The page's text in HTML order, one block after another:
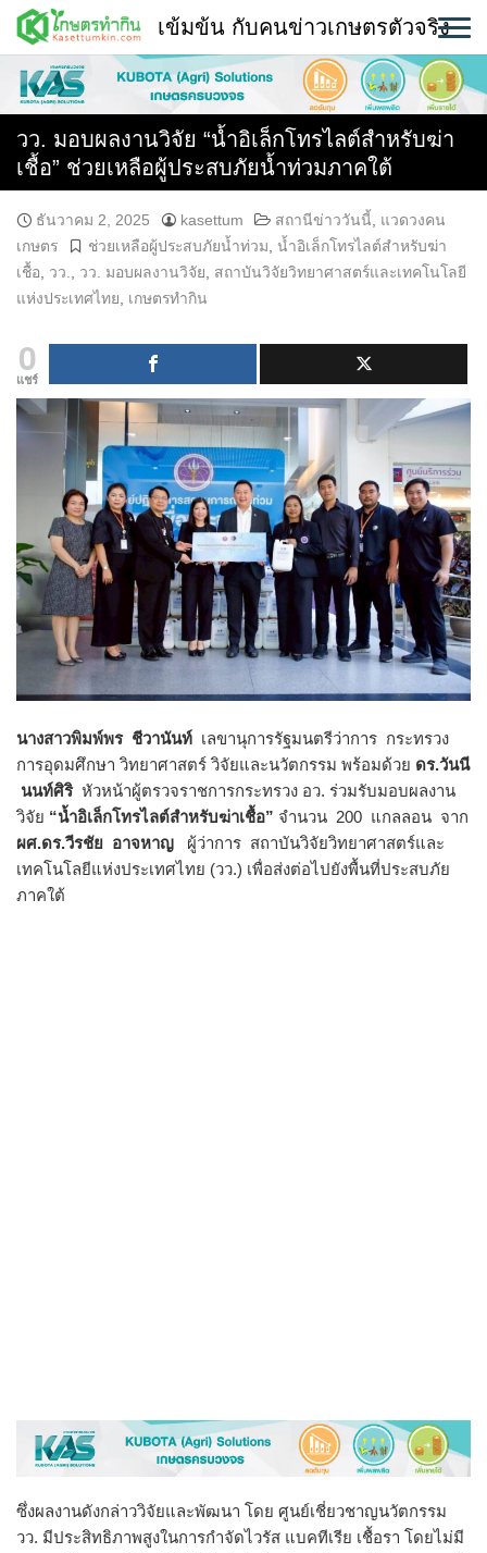
Skip
content
พืช
หน้าแรก
แวดวงเกษตร
ใคร ทำอะไร ที่ไหน
สถานีข่าววันนี้
เข้มข้น กับคนข่าวเกษตรตัวจริง
วว. มอบผลงานวิจัย “น้ำอิเล็กโทรไลต์สำหรับฆ่า
เชื้อ” ช่วยเหลือผู้ประสบภัยน้ำท่วมภาคใต้
ธันวาคม 2, 2025 kasettum สถานีข่าววันนี้, แวดวงคน
เกษตร
ช่วยเหลือผู้ประสบภัยน้ำท่วม, น้ำอิเล็กโทรไลต์สำหรับฆ่า
เชื้อ, วว., วว. มอบผลงานวิจัย, สถาบันวิจัยวิทยาศาสตร์และเทคโนโลยี
แห่งประเทศไทย, เกษตรทำกิน
0
แชร์
นางสาวพิมพ์พร ชีวานันท์ เลขานุการรัฐมนตรีว่าการ กระทรวง
การอุดมศึกษา วิทยาศาสตร์ วิจัยและนวัตกรรม พร้อมด้วย ดร.วันนี
นนท์ศิริ หัวหน้าผู้ตรวจราชการกระทรวง อว. ร่วมรับมอบผลงาน
วิจัย “น้ำอิเล็กโทรไลต์สำหรับฆ่าเชื้อ” จำนวน 200 แกลลอน จาก
ผศ.ดร.วีรชัย อาจหาญ ผู้ว่าการ สถาบันวิจัยวิทยาศาสตร์และ
เทคโนโลยีแห่งประเทศไทย (วว.) เพื่อส่งต่อไปยังพื้นที่ประสบภัย
ภาคใต้
ซึ่งผลงานดังกล่าววิจัยและพัฒนา โดย ศูนย์เชี่ยวชาญนวัตกรรม
วว. มีประสิทธิภาพสูงในการกำจัดไวรัส แบคทีเรีย เชื้อรา โดยไม่มี